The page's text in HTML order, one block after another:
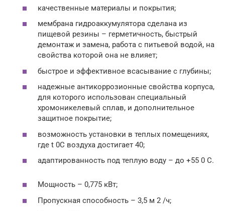
качественные материалы и покрытия;
мембрана гидроаккумулятора сделана из
пищевой резины – герметичность, быстрый
демонтаж и замена, работа с питьевой водой, на
свойства которой она не влияет;
быстрое и эффективное всасывание с глубины;
надежные антикоррозионные свойства корпуса,
для которого использован специальный
хромоникелевый сплав, и дополнительное
защитное покрытие;
возможность установки в теплых помещениях,
где t 0C воздуха достигает 40;
адаптированность под теплую воду – до +55 0 С.
Мощность – 0,775 кВт;
Пропускная способность – 3,5 м 2 /ч;